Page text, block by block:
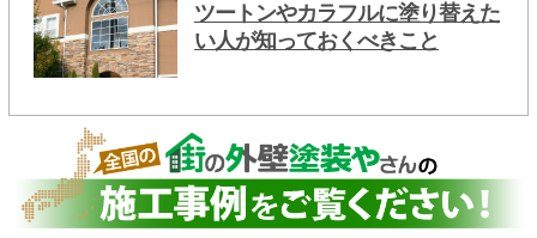
ツートンやカラフルに塗り替えた
い人が知っておくべきこと